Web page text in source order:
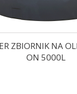
ZBIORNIK NA
ON 5000L